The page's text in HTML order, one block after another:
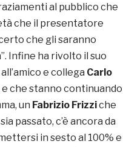
al pubblico che
che il presentatore
che gli saranno
Infine ha rivolto il suo
e collega Carlo
che stanno continuando
un Fabrizio Frizziche
passato, c’è ancora da
in sesto al 100% e